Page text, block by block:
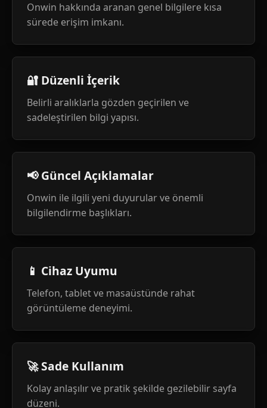
Onwin hakkında aranan genel bilgilere kısa
sürede erişim imkanı.
🔐 Düzenli İçerik
Belirli aralıklarla gözden geçirilen ve
sadeleştirilen bilgi yapısı.
📢 Güncel Açıklamalar
Onwin ile ilgili yeni duyurular ve önemli
bilgilendirme başlıkları.
📱 Cihaz Uyumu
Telefon, tablet ve masaüstünde rahat
görüntüleme deneyimi.
🚀 Sade Kullanım
Kolay anlaşılır ve pratik şekilde gezilebilir sayfa
düzeni.